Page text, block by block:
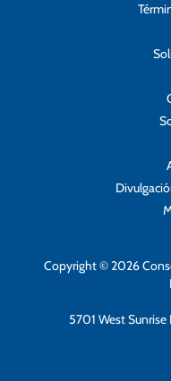
Copyright © 2026
5701 West Sunrise